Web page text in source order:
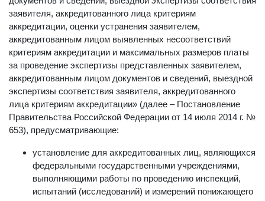
документов и сведений, выездной экспертизы соответствия
заявителя, аккредитованного лица критериям
аккредитации, оценки устранения заявителем,
аккредитованным лицом выявленных несоответствий
критериям аккредитации и максимальных размеров платы
за проведение экспертизы представленных заявителем,
аккредитованным лицом документов и сведений, выездной
экспертизы соответствия заявителя, аккредитованного
лица критериям аккредитации» (далее – Постановление
Правительства Российской Федерации от 14 июля 2014 г. №
установление для аккредитованных лиц, являющихся
федеральными государственными учреждениями,
выполняющими работы по проведению инспекций,